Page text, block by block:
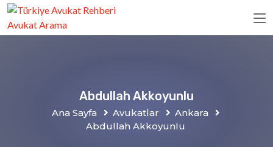
Abdullah Akkoyunlu
Ana Sayfa Avukatlar
Ankara
Abdullah Akkoyunlu